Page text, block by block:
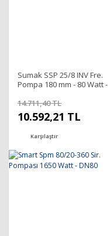
Sumak SSP 25/8 INV Fre.
Pompa 180 mm - 80 Watt -
14.711,40 TL
10.592,21 TL
Karşılaştır